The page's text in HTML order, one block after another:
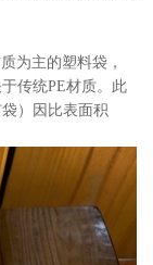
为主的塑料袋，
传统PE材质。此
）因比表面积